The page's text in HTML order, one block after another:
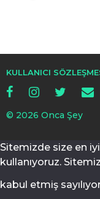
KULLANICI
© 2026 Onca Şey
Sitemizde size en
kullanıyoruz.
kabul etmiş